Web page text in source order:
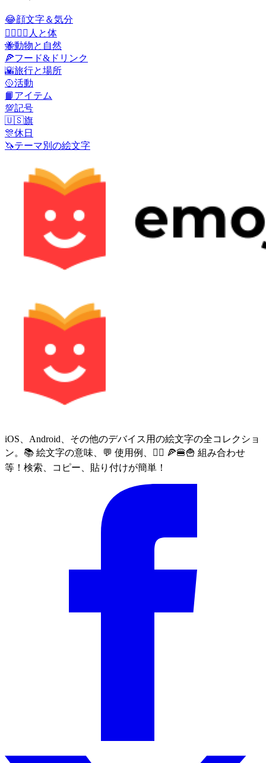
😂顔文字＆気分
👩‍❤️‍💋‍👨 人と体
🐝動物と自然
🍕フード&ドリンク
🌇旅行と場所
🥎活動
📙 アイテム
💯記号
🇺🇸旗
🎊休日
🦄テーマ別の絵文字
iOS、Android、その他のデバイス用の絵文字の全コレクショ
ン。📚 絵文字の意味、💬 使用例、🙅‍♀️ 🍕🍔🍟 組み合わせ
等！検索、コピー、貼り付けが簡単！